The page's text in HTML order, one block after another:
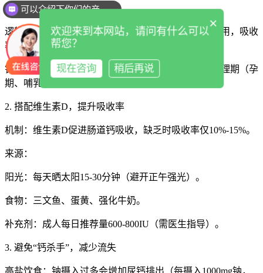
1. 优先食补，钙片作为补充
逻辑：食物中的钙与蛋白质、维生素、矿物质协同作用，吸收
率更高，且无便秘、肾结石等风险。
钙片适用场景：饮食严重不足（如素食者）、特殊生理期（孕
期、哺乳期）、疾病导致吸收障碍（如乳糜泻）。
2. 搭配维生素D，提升吸收率
机制：维生素D促进肠道钙吸收，缺乏时吸收率仅10%-15%。
来源：
阳光：每天晒太阳15-30分钟（避开正午强光）。
食物：三文鱼、蛋黄、强化牛奶。
补充剂：成人每日推荐量600-800IU（需医生指导）。
3. 避免“钙杀手”，减少流失
高盐饮食：钠摄入过多会增加尿钙排出（每摄入1000mg钠，
可以介绍下你们的产品么
×
欢迎来到本网站，请问有什么可以
帮您？
现在咨询 稍后再说